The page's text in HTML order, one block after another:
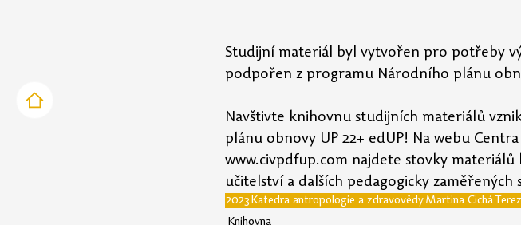
Studijní materiál byl vytvořen pro potřeby
podpořen z programu Národního plánu
Navštivte knihovnu studijních materiálů
plánu obnovy UP 22+ edUP! Na webu
www.civpdfup.com najdete stovky
učitelství a dalších pedagogicky
2023 Katedra antropologie a zdravovědy Martina Cichá
Knihovna